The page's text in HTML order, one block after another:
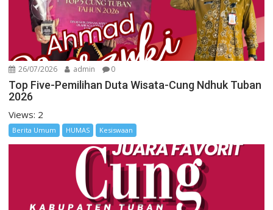
26/07/2026 admin 0
Top Five-Pemilihan Duta Wisata-Cung Ndhuk Tuban
2026
Views: 2
Berita Umum HUMAS Kesiswaan